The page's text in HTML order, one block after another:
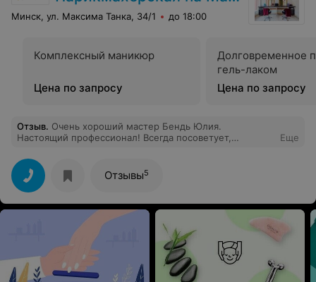
Минск, ул. Максима Танка, 34/1 до 18:00
Комплексный маникюр
Цена по запросу
Долговременное
гель-лаком
Цена по запросу
Отзыв. Очень хороший мастер Бендь Юлия.
Настоящий профессионал! Всегда посоветует,
симпатичные, приятные люди. Накануне праздника 8
Марта я желаю всем женщинам, а Юлечке особенно -
нежности, тепла, надежды, любви! Ваш постоянный
клиент Алла.
Еще
Отзывы5